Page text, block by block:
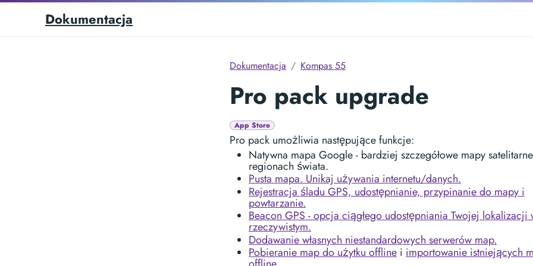
Dokumentacja
Dokumentacja Kompas 55
Pro pack upgrade
App Store
Pro pack umożliwia następujące funkcje:
Natywna mapa Google - bardziej szczegółowe mapy
regionach świata.
Pusta mapa. Unikaj używania internetu/danych.
Rejestracja śladu GPS, udostępnianie, przypinanie do mapy i
powtarzanie.
Beacon GPS - opcja ciągłego udostępniania Twojej lokalizacji
rzeczywistym.
Dodawanie własnych niestandardowych serwerów map.
Pobieranie map do użytku offline i importowanie istniejących